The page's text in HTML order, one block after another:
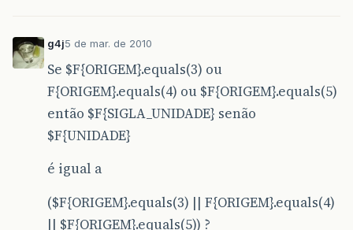
g4j5 de mar. de 2010
Se $F{ORIGEM}.equals(3) ou
F{ORIGEM}.equals(4) ou $F{ORIGEM}.equals(5)
então $F{SIGLA_UNIDADE} senão
$F{UNIDADE}
é igual a
($F{ORIGEM}.equals(3) || F{ORIGEM}.equals(4)
|| $F{ORIGEM}.equals(5)) ?